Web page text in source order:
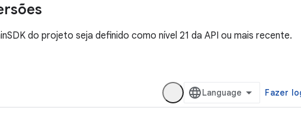
do projeto seja definido como nível 21 da API ou mais recente.